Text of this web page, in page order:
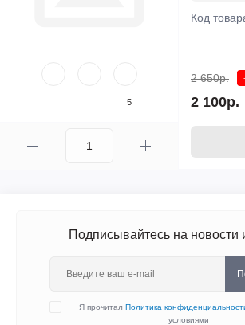
5
Код
2 650р.
2 100р.
Подписывайтесь на новости
Я прочитал Политика
условиями